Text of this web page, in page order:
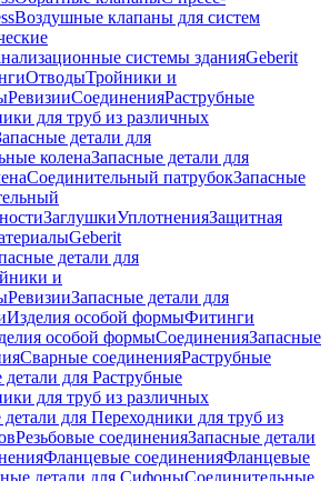
Воздушные клапаны для систем
системы зданияGeberit
ОтводыТройники и
РевизииСоединенияРаструбные
для труб из различных
детали для
коленаЗапасные детали для
Соединительный патрубокЗапасные
ЗаглушкиУплотненияЗащитная
Geberit
детали для
и
РевизииЗапасные детали для
Изделия особой формыФитинги
особой формыСоединенияЗапасные
Сварные соединенияРаструбные
детали для Раструбные
для труб из различных
для Переходники для труб из
Резьбовые соединенияЗапасные детали
Фланцевые соединенияФланцевые
детали для СифоныСоединительные